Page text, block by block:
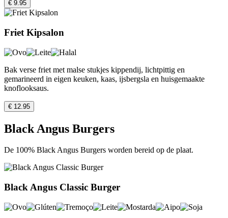
€ 9.95
Friet Kipsalon
Bak verse friet met malse stukjes kippendij, lichtpittig en
gemarineerd in eigen keuken, kaas, ijsbergsla en huisgemaakte
knoflooksaus.
€ 12.95
Black Angus Burgers
De 100% Black Angus Burgers worden bereid op de plaat.
Black Angus Classic Burger